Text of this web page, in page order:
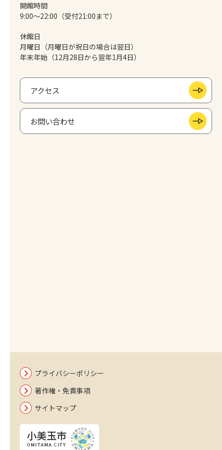
開館時間
9:00～22:00（受付21:00まで）
休館日
月曜日（月曜日が祝日の場合は翌日）
年末年始（12月28日から翌年1月4日）
アクセス
お問い合わせ
プライバシーポリシー
著作権・免責事項
サイトマップ